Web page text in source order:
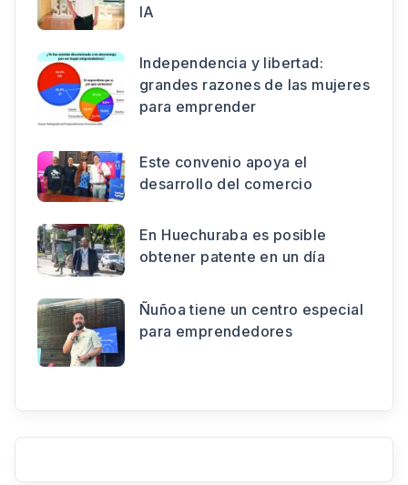
IA
Independencia y libertad:
grandes razones de las mujeres
para emprender
Este convenio apoya el
desarrollo del comercio
En Huechuraba es posible
obtener patente en un día
Ñuñoa tiene un centro especial
para emprendedores